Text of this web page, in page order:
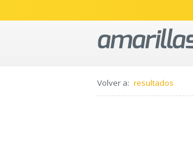
Volver a: resultados